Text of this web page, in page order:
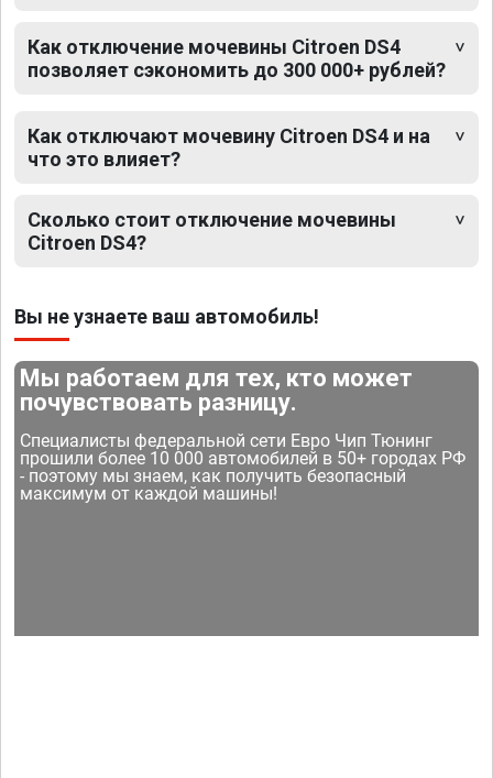
Как отключение мочевины Citroen DS4
позволяет сэкономить до 300 000+ рублей?
Как отключают мочевину Citroen DS4 и на
что это влияет?
Сколько стоит отключение мочевины
Citroen DS4?
Вы не узнаете ваш автомобиль!
Мы работаем для тех, кто может
почувствовать разницу.
Специалисты федеральной сети Евро Чип Тюнинг
прошили более 10 000 автомобилей в 50+ городах РФ
- поэтому мы знаем, как получить безопасный
максимум от каждой машины!